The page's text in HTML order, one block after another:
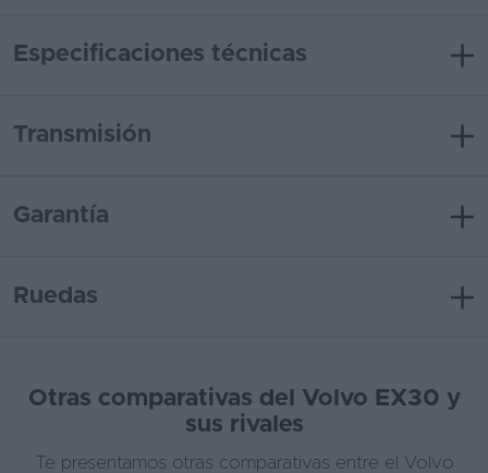
Especificaciones técnicas
Transmisión
Garantía
Ruedas
Otras comparativas del Volvo EX30 y
sus rivales
Te presentamos otras comparativas entre el Volvo